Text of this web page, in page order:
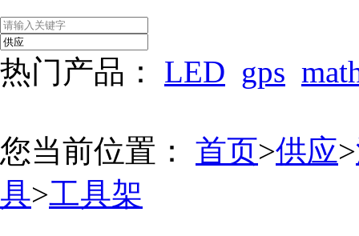
热门产品： LED gps
您当前位置： 首页>供应>
具>工具架